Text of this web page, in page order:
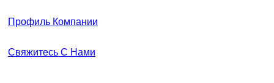
Профиль Компании
Свяжитесь С Нами